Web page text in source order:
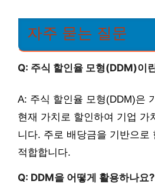
자주 묻는 질문
Q: 주식 할인율 모형(DDM)이
A: 주식 할인율 모형(DDM)은
현재 가치로 할인하여 기업 가
니다. 주로 배당금을 기반으로
적합합니다.
Q: DDM을 어떻게 활용하나요?